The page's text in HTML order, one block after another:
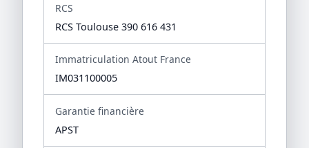
RCS
RCS Toulouse 390 616 431
Immatriculation Atout France
IM031100005
Garantie financière
APST